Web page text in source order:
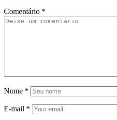
Comentário *
Nome *
E-mail *